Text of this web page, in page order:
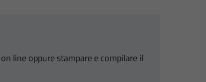
line oppure stampare e compilare il